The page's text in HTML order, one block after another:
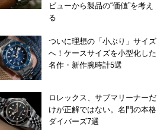
ビューから製品の“価値”を考え
る
ついに理想の「小ぶり」サイズ
へ！ケースサイズを小型化した
名作・新作腕時計5選
ロレックス、サブマリーナーだ
けが正解ではない。名門の本格
ダイバーズ7選